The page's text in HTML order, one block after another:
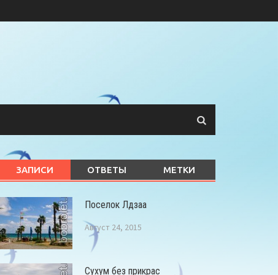
ЗАПИСИ ОТВЕТЫ МЕТКИ
Поселок Лдзаа
Август 24, 2015
Сухум без прикрас